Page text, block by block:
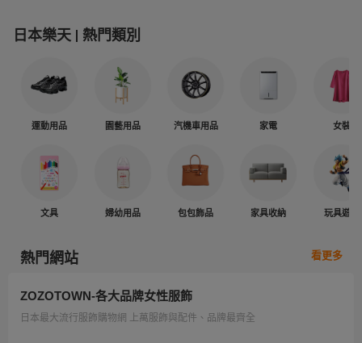
日本樂天 熱門類別
運動用品 園藝用品 汽機車用品 家電 女裝
文具 婦幼用品 包包飾品 家具收納 玩具遊戲
熱門網站 看更多
ZOZOTOWN-各大品牌女性服飾
日本最大流行服飾購物網 上萬服飾與配件、品牌最齊全